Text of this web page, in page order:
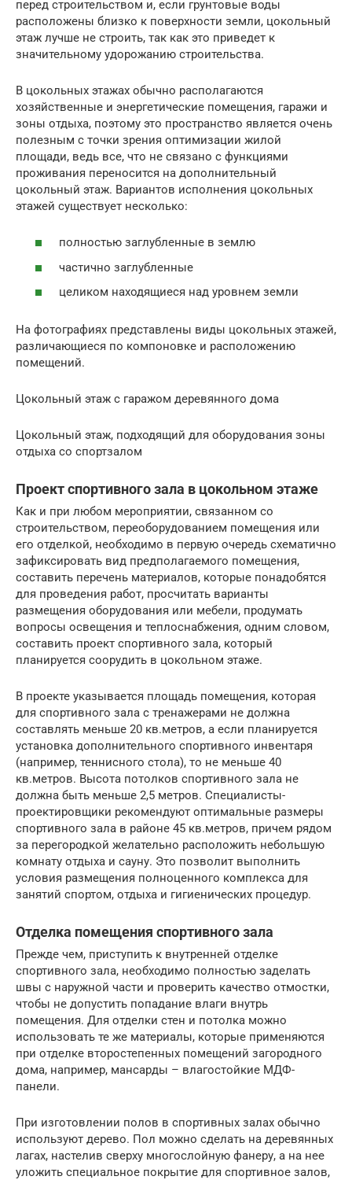
перед строительством и, если грунтовые воды
расположены близко к поверхности земли, цокольный
этаж лучше не строить, так как это приведет к
значительному удорожанию строительства.
В цокольных этажах обычно располагаются
хозяйственные и энергетические помещения, гаражи и
зоны отдыха, поэтому это пространство является очень
полезным с точки зрения оптимизации жилой
площади, ведь все, что не связано с функциями
проживания переносится на дополнительный
цокольный этаж. Вариантов исполнения цокольных
этажей существует несколько:
полностью заглубленные в землю
частично заглубленные
целиком находящиеся над уровнем земли
На фотографиях представлены виды цокольных этажей,
различающиеся по компоновке и расположению
помещений.
Цокольный этаж с гаражом деревянного дома
Цокольный этаж, подходящий для оборудования зоны
отдыха со спортзалом
Проект спортивного зала в цокольном этаже
Как и при любом мероприятии, связанном со
строительством, переоборудованием помещения или
его отделкой, необходимо в первую очередь схематично
зафиксировать вид предполагаемого помещения,
составить перечень материалов, которые понадобятся
для проведения работ, просчитать варианты
размещения оборудования или мебели, продумать
вопросы освещения и теплоснабжения, одним словом,
составить проект спортивного зала, который
планируется соорудить в цокольном этаже.
В проекте указывается площадь помещения, которая
для спортивного зала с тренажерами не должна
составлять меньше 20 кв.метров, а если планируется
установка дополнительного спортивного инвентаря
(например, теннисного стола), то не меньше 40
кв.метров. Высота потолков спортивного зала не
должна быть меньше 2,5 метров. Специалисты-
проектировщики рекомендуют оптимальные размеры
спортивного зала в районе 45 кв.метров, причем рядом
за перегородкой желательно расположить небольшую
комнату отдыха и сауну. Это позволит выполнить
условия размещения полноценного комплекса для
занятий спортом, отдыха и гигиенических процедур.
Отделка помещения спортивного зала
Прежде чем, приступить к внутренней отделке
спортивного зала, необходимо полностью заделать
швы с наружной части и проверить качество отмостки,
чтобы не допустить попадание влаги внутрь
помещения. Для отделки стен и потолка можно
использовать те же материалы, которые применяются
при отделке второстепенных помещений загородного
дома, например, мансарды – влагостойкие МДФ-
панели.
При изготовлении полов в спортивных залах обычно
используют дерево. Пол можно сделать на деревянных
лагах, настелив сверху многослойную фанеру, а на нее
уложить специальное покрытие для спортивное залов,